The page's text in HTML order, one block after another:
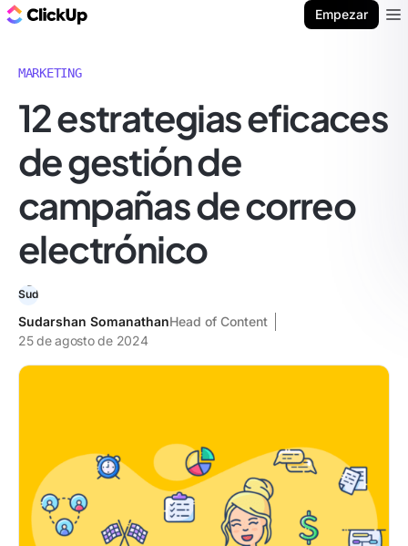
Empezar
MARKETING
12 estrategias eficaces
de gestión de
campañas de correo
electrónico
Sudarshan SomanathanHead of Content
25 de agosto de 2024